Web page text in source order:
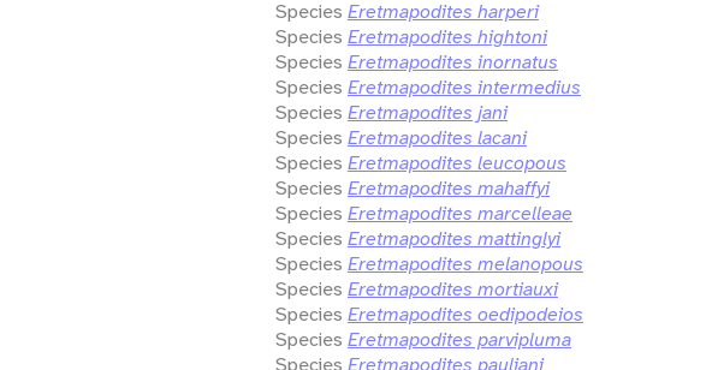
Species Eretmapodites harperi
Species Eretmapodites hightoni
Species Eretmapodites inornatus
Species Eretmapodites intermedius
Species Eretmapodites jani
Species Eretmapodites lacani
Species Eretmapodites leucopous
Species Eretmapodites mahaffyi
Species Eretmapodites marcelleae
Species Eretmapodites mattinglyi
Species Eretmapodites melanopous
Species Eretmapodites mortiauxi
Species Eretmapodites oedipodeios
Species Eretmapodites parvipluma
Species Eretmapodites pauliani